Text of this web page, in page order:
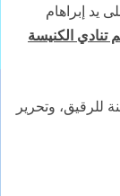
يد إبراهام
تنادي الكنيسة
للرقيق، وتحرير